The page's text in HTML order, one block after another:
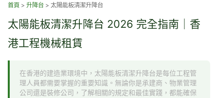
首頁 > 升降台 > 太陽能板清潔升降台
太陽能板清潔升降台 2026 完全指南｜香
港工程機械租賃
在香港的建造業環境中，太陽能板清潔升降台是每位工程管
理人員都需要掌握的重要知識。無論你是承建商、物業管理
公司還是裝修公司，了解相關的規定和最佳實踐，都能確保